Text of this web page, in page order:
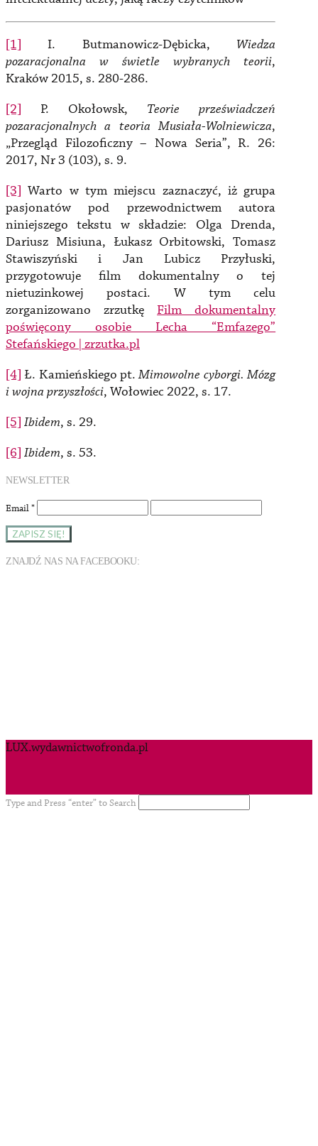
[1] I. Butmanowicz-Dębicka, Wiedza
pozaracjonalna w świetle wybranych teorii,
Kraków 2015, s. 280-286.
[2] P. Okołowsk, Teorie przeświadczeń
pozaracjonalnych a teoria Musiała-Wolniewicza,
„Przegląd Filozoficzny – Nowa Seria”, R. 26:
2017, Nr 3 (103), s. 9.
[3] Warto w tym miejscu zaznaczyć, iż grupa
pasjonatów pod przewodnictwem autora
niniejszego tekstu w składzie: Olga Drenda,
Dariusz Misiuna, Łukasz Orbitowski, Tomasz
Stawiszyński i Jan Lubicz Przyłuski,
przygotowuje film dokumentalny o tej
nietuzinkowej postaci. W tym celu
zorganizowano zrzutkęFilm dokumentalny
poświęcony osobie Lecha “Emfazego”
Stefańskiego | zrzutka.pl
[4] Ł. Kamieńskiego pt.Mimowolne cyborgi. Mózg
i wojna przyszłości, Wołowiec 2022, s. 17.
[5] Ibidem, s. 29.
[6] Ibidem, s. 53.
NEWSLETTER
Email*
ZNAJDŹ NAS NA FACEBOOKU:
LUX.wydawnictwofronda.pl
Type and Press “enter” to Search